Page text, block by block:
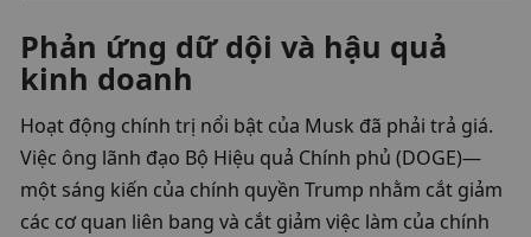
Phản ứng dữ dội và hậu quả
kinh doanh
Hoạt động chính trị nổi bật của Musk đã phải trả giá.
Việc ông lãnh đạo Bộ Hiệu quả Chính phủ (DOGE)—
một sáng kiến ​​của chính quyền Trump nhằm cắt giảm
các cơ quan liên bang và cắt giảm việc làm của chính